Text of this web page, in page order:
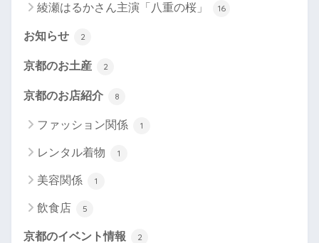
綾瀬はるかさん主演「八重の桜」 16
お知らせ 2
京都のお土産 2
京都のお店紹介 8
ファッション関係 1
レンタル着物 1
美容関係 1
飲食店 5
京都のイベント情報 2